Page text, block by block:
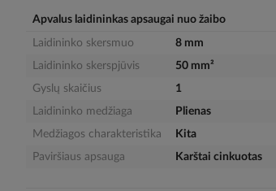
Apvalus laidininkas apsaugai nuo žaibo
Laidininko skersmuo
8 mm
Laidininko skerspjūvis
50 mm²
Gyslų skaičius
1
Laidininko medžiaga
Plienas
Medžiagos charakteristika
Kita
Paviršiaus apsauga
Karštai cinkuotas